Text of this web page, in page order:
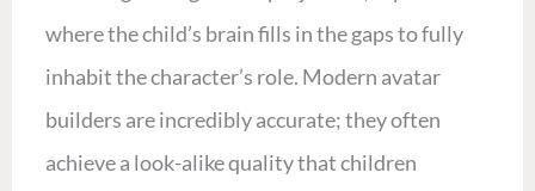
where the child’s brain fills in the gaps to fully
inhabit the character’s role. Modern avatar
builders are incredibly accurate; they often
achieve a look-alike quality that children